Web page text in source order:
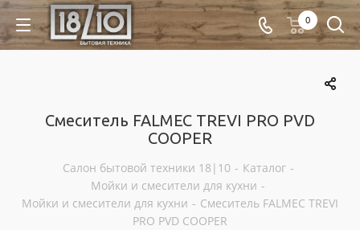
0
Смеситель FALMEC TREVI PRO PVD
COOPER
Салон бытовой техники 18|10 - Каталог -
Мойки и смесители для кухни -
Мойки и смесители для кухни - Смеситель FALMEC TREVI
PRO PVD COOPER